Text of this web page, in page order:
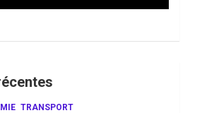
TRANSPORT